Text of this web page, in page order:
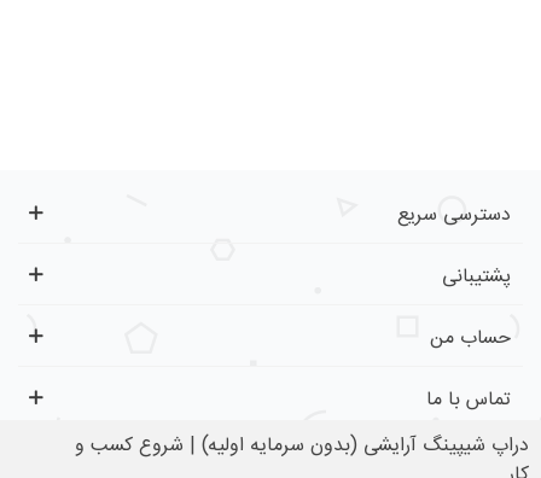
دسترسی سریع
پشتیبانی
حساب من
تماس با ما
دراپ شیپینگ آرایشی (بدون سرمایه اولیه) | شروع کسب و